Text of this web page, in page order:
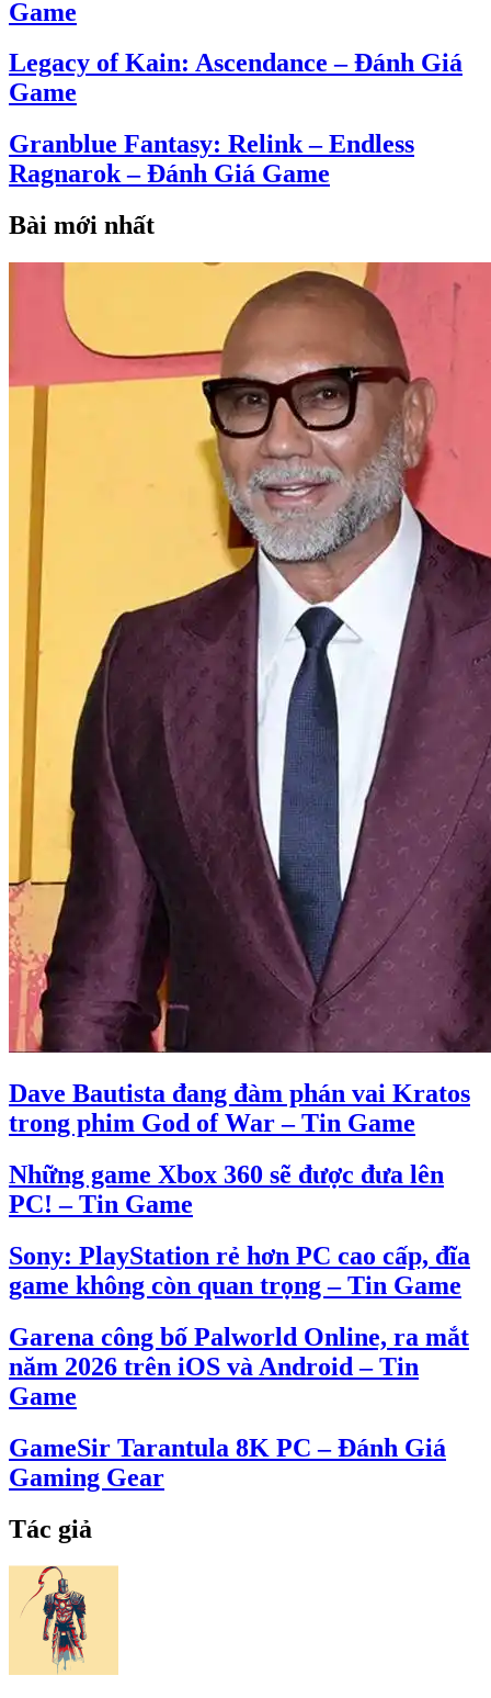
Game
Legacy of Kain: Ascendance – Đánh Giá
Game
Granblue Fantasy: Relink – Endless
Ragnarok – Đánh Giá Game
Bài mới nhất
Dave Bautista đang đàm phán vai Kratos
trong phim God of War – Tin Game
Những game Xbox 360 sẽ được đưa lên
PC! – Tin Game
Sony: PlayStation rẻ hơn PC cao cấp, đĩa
game không còn quan trọng – Tin Game
Garena công bố Palworld Online, ra mắt
năm 2026 trên iOS và Android – Tin
Game
GameSir Tarantula 8K PC – Đánh Giá
Gaming Gear
Tác giả